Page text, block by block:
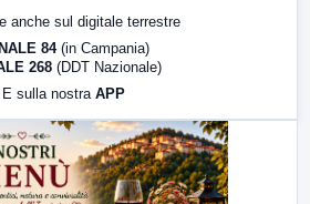
LabNews (replica)
e anche sul digitale terrestre
84 (in Campania)
268 (DDT Nazionale)
E sulla nostra APP